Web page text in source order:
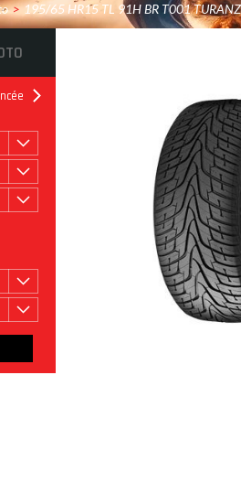
> 195/65 HR15 TL 91H BR T001
ROULAGE À PLAT